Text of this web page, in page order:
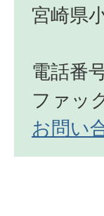
宮崎県
電話番
ファッ
お問い